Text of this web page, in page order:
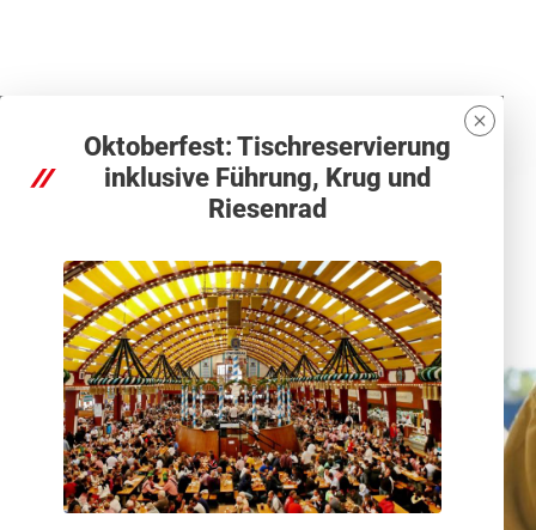
Oktoberfest: Tischreservierung
inklusive Führung, Krug und
Riesenrad